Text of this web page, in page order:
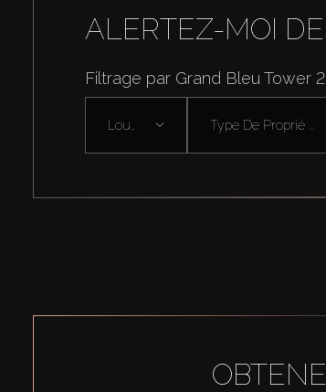
ALERTEZ-MOI
Filtrage par Grand Bleu Tower 2:
Type De Proprié ...